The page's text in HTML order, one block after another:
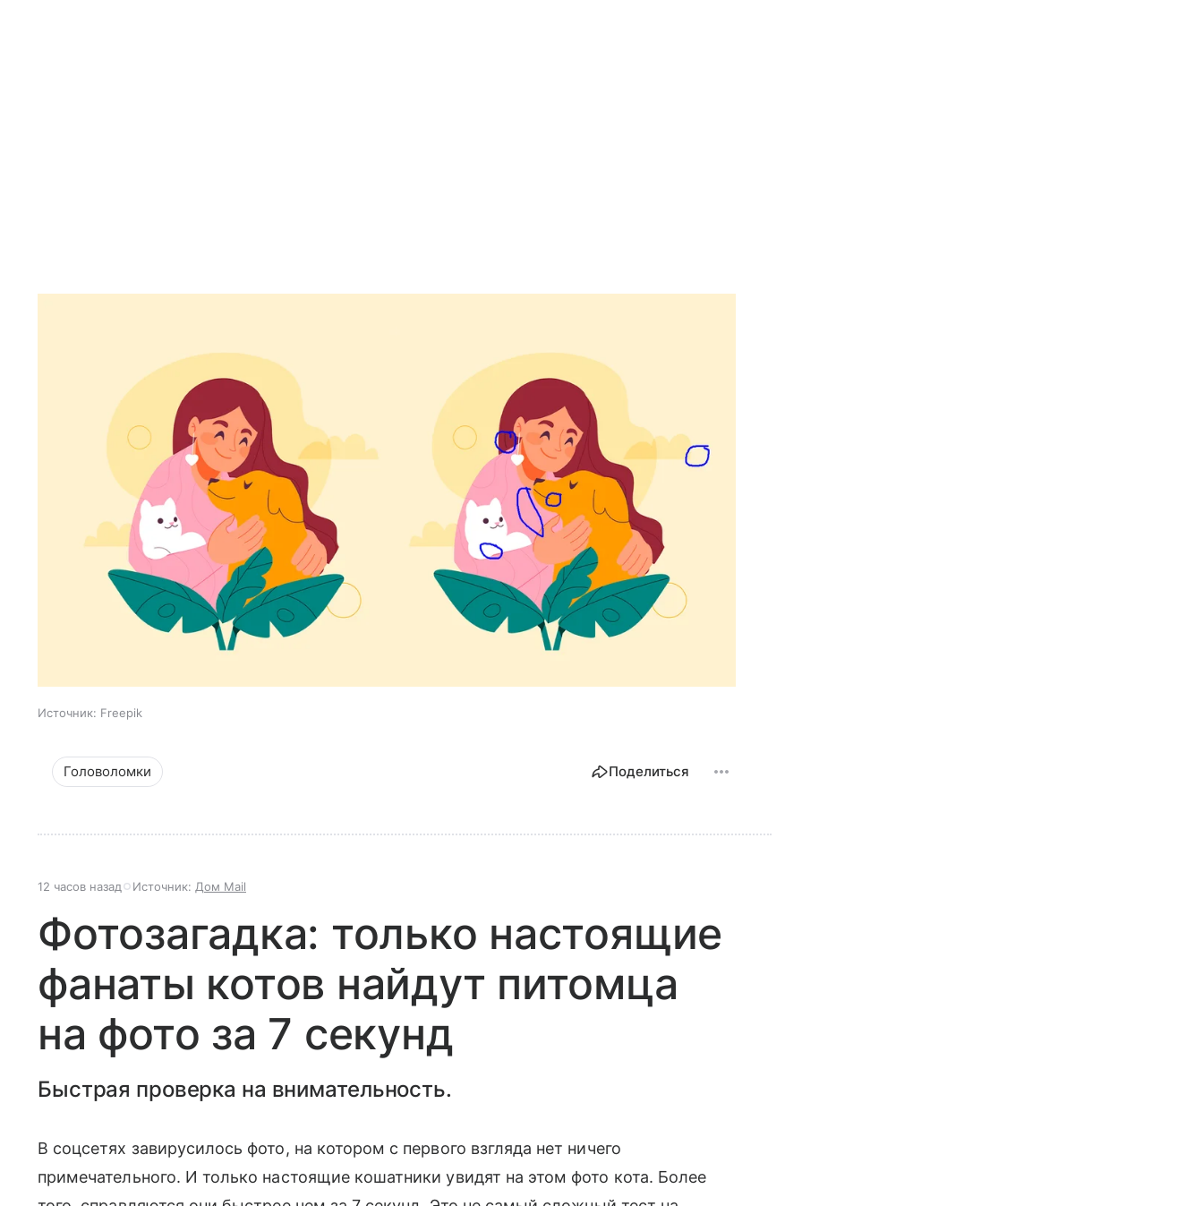
Источник: Freepik
Головоломки Поделиться
12 часов назад Источник: Дом Mail
Фотозагадка: только настоящие
фанаты котов найдут питомца
на фото за 7 секунд
Быстрая проверка на внимательность.
В соцсетях завирусилось фото, на котором с первого взгляда нет ничего
примечательного. И только настоящие кошатники увидят на этом фото кота. Более